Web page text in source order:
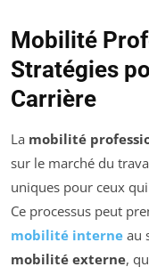
Mobilité
Stratégies
Carrière
La mobilité
sur le marché du
uniques pour ceux
Ce processus peut
mobilité interne au
mobilité externe,